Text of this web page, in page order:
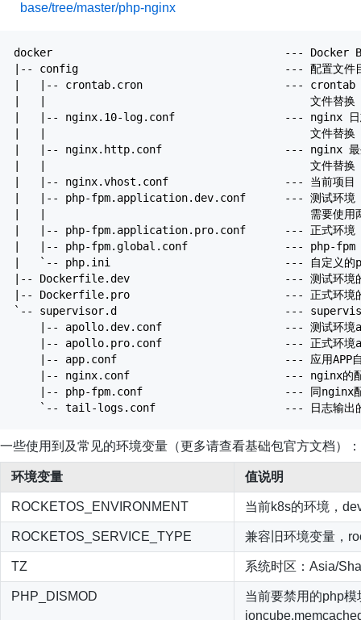
base/tree/master/php-nginx
docker --- Docker Build相关的
|-- config --- 配置文件目
| |-- crontab.cron --- crontab 定时执行任务
| | 文件替换 /opt/docker/
| |-- nginx.10-log.conf --- nginx 日志格式
| | 文件替换 /opt/docker/etc/
| |-- nginx.http.conf --- nginx 最外层的http配
| | 文件替换 /etc/nginx/
| |-- nginx.vhost.conf --- 当前项目 server 的
| |-- php-fpm.application.dev.conf --- 测试环境 php-fpm
| | 需要使用两个配置来区分, 文件追
| |-- php-fpm.application.pro.conf --- 正式环境
| |-- php-fpm.global.conf --- php-fpm 的全局配
| `-- php.ini --- 自定义的php配置文件，追加
|-- Dockerfile.dev --- 测试环境的
|-- Dockerfile.pro --- 正式环境的Dockerfile文件，
`-- supervisor.d --- supervisor 的配
|-- apollo.dev.conf --- 测试环境apollo配置
|-- apollo.pro.conf --- 正式环境apollo配置，仅在
|-- app.conf --- 应用APP自定义的
|-- nginx.conf --- nginx的配置，主要改动是
|-- php-fpm.conf --- 同nginx配置调整，是
`-- tail-logs.conf --- 日志输出的进程，将文件
一些使用到及常见的环境变量（更多请查看基础包官方文档）：
环境变量 值说明
ROCKETOS_ENVIRONMENT 当前k8s的环境，
ROCKETOS_SERVICE_TYPE 兼容旧环境变量，
TZ 系统时区：Asia/
PHP_DISMOD
当前要禁用的php